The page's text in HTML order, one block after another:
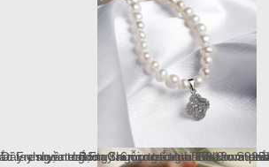
tay ngọc trai Freshwater tròn 6-7mm trắng
Dây chuyền ngọc trai Freshwater tròn 6-7mm
Bông tai ngọc trai thật 8-9mm
Lắc tay ngọc trai tròn 10-12mm
Freshwater tròn 5-6mm trắng chốt bạc
ngọc trai Freshwater tròn 6-7mm trắng
Chuỗi ngọc trai